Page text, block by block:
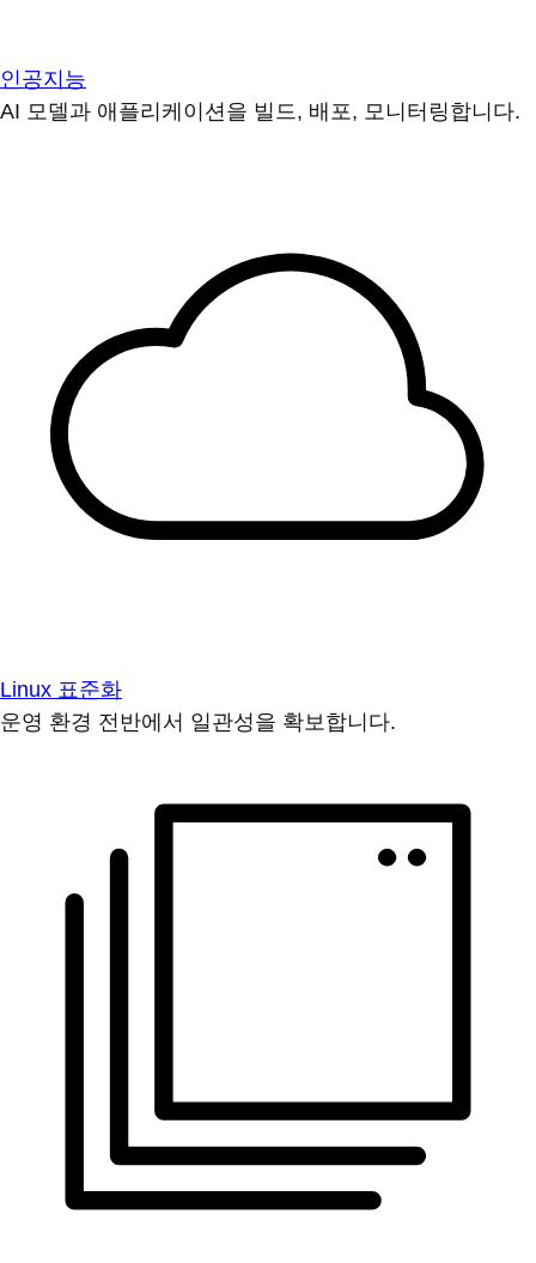
인공지능
AI 모델과 애플리케이션을 빌드, 배포, 모니터링합니다.
Linux 표준화
운영 환경 전반에서 일관성을 확보합니다.